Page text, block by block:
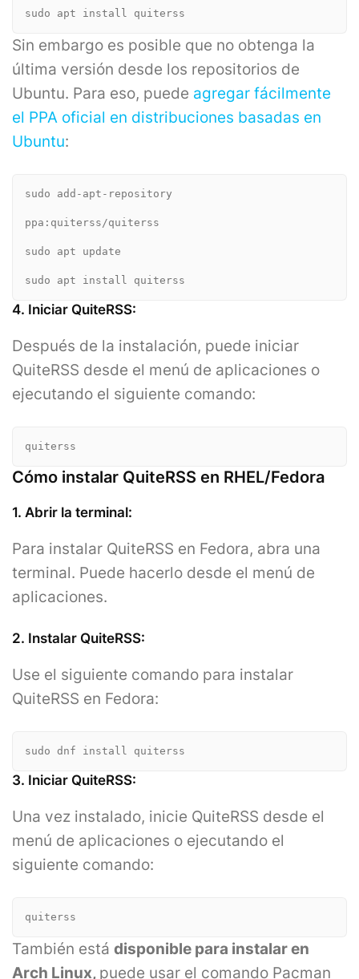
sudo apt install quiterss
Sin embargo es posible que no obtenga la
última versión desde los repositorios de
Ubuntu. Para eso, puede agregar fácilmente
el PPA oficial en distribuciones basadas en
Ubuntu:
sudo add-apt-repository
ppa:quiterss/quiterss
sudo apt update
sudo apt install quiterss
4. Iniciar QuiteRSS:
Después de la instalación, puede iniciar
QuiteRSS desde el menú de aplicaciones o
ejecutando el siguiente comando:
quiterss
Cómo instalar QuiteRSS en RHEL/Fedora
1. Abrir la terminal:
Para instalar QuiteRSS en Fedora, abra una
terminal. Puede hacerlo desde el menú de
aplicaciones.
2. Instalar QuiteRSS:
Use el siguiente comando para instalar
QuiteRSS en Fedora:
sudo dnf install quiterss
3. Iniciar QuiteRSS:
Una vez instalado, inicie QuiteRSS desde el
menú de aplicaciones o ejecutando el
siguiente comando:
quiterss
También está disponible para instalar en
Arch Linux, puede usar el comando Pacman